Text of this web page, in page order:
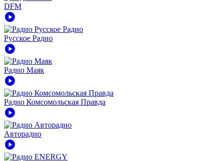
DFM
play_circle
Русское Радио
play_circle
Радио Маяк
play_circle
Радио Комсомольская Правда
play_circle
Авторадио
play_circle